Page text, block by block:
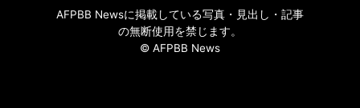
AFPBB Newsに掲載している写真・見出し・記事
の無断使用を禁じます。
© AFPBB News